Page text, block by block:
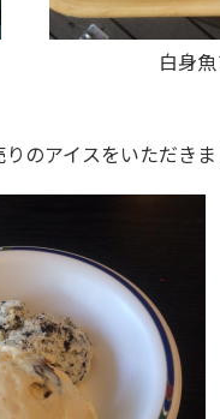
白身
のアイスをいただきま